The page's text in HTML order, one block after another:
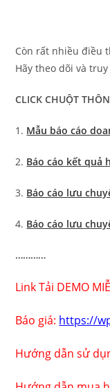
Còn rất nhiều điều
Hãy theo dõi và
CLICK CHUỘT
1. Mẫu báo cáo
2. Báo cáo kết quả
3. Báo cáo lưu
4. Báo cáo lưu
…………
Link Tải DEMO
Báo giá: https://
Hướng dẫn sử